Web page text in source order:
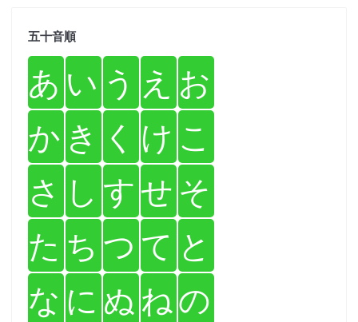
五十音順
あ い う え お
か き く け こ
さ し すせ そ
た ち つ て と
な に ぬ ねの